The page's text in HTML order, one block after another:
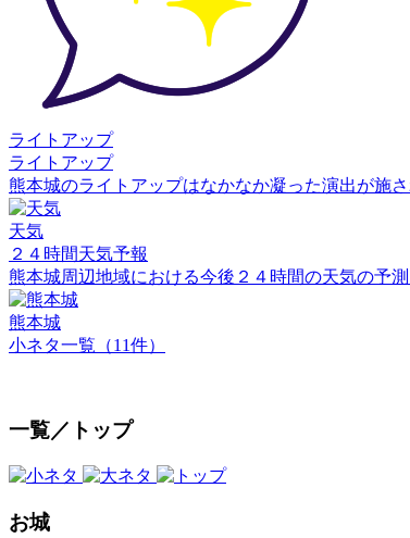
ライトアップ
ライトアップ
熊本城のライトアップはなかなか凝った演出が
天気
２４時間天気予報
熊本城周辺地域における今後２４時間の天気の予
熊本城
小ネタ一覧（11件）
一覧／トップ
お城